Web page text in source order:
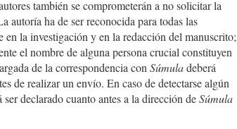
también se comprometerán a no solicitar la
autoría ha de ser reconocida para todas las
la investigación y en la redacción del manuscrito;
el nombre de alguna persona crucial constituyen
de la correspondencia con Súmuladeberá
de realizar un envío. En caso de detectarse algún
declarado cuanto antes a la dirección deSúmula